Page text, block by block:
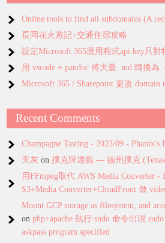
Online tools to find all subdomains (A
長岡花火遊記+交通住宿攻略
設定Microsoft 365應用程式api key只對
用 vscode + pandoc 將大量 .md 轉換為
Microsoft 365 / Sharepoint 更改 domain
Recent Comments
Champagne Tasting - 2023/09 - Phanix's
天灰 on撲克牌遊戲 — 德州撲克 (Texas
用FFmpeg取代 AWS Media Converter -
S3+Media Converter+CloudFront 做
Mount GCP storage as filesystem, and
onphp+apache 執行 sudo 命令出現
askpass program specified